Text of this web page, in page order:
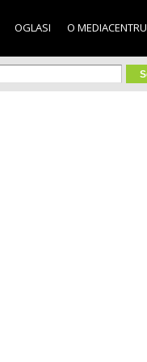
OGLASI O MEDIACENTRU